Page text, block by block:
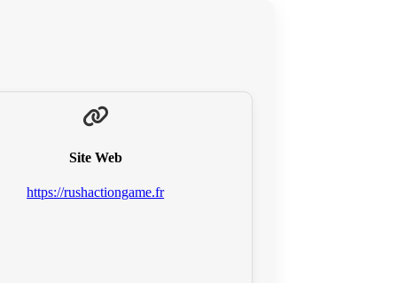
Site Web
https://rushactiongame.fr